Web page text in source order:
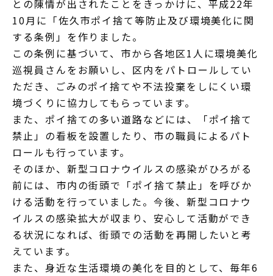
との陳情が出されたことをきっかけに、平成22年
10月に「佐久市ポイ捨て等防止及び環境美化に関
する条例」を作りました。
この条例に基づいて、市から各地区1人に環境美化
巡視員さんをお願いし、区内をパトロールしてい
ただき、ごみのポイ捨てや不法投棄をしにくい環
境づくりに協力してもらっています。
また、ポイ捨ての多い道路などには、「ポイ捨て
禁止」の看板を設置したり、市の職員によるパト
ロールも行っています。
そのほか、新型コロナウイルスの感染がひろがる
前には、市内の街頭で「ポイ捨て禁止」を呼びか
ける活動を行っていました。今後、新型コロナウ
イルスの感染拡大が収まり、安心して活動ができ
る状況になれば、街頭での活動を再開したいと考
えています。
また、身近な生活環境の美化を目的として、毎年6